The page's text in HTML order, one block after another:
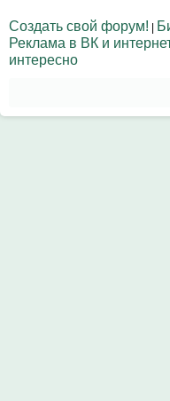
Создать свой форум! |
Реклама в ВК и
интересно